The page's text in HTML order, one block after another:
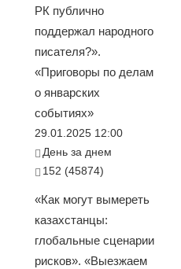
РК публично
поддержал народного
писателя?».
«Приговоры по делам
о январских
событиях»
29.01.2025 12:00
День за днем
152 (45874)
«Как могут вымереть
казахстанцы:
глобальные сценарии
рисков». «Выезжаем